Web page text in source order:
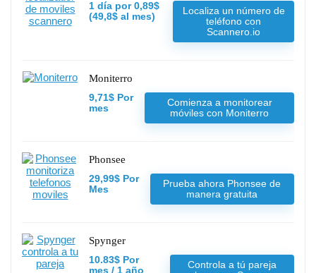
1 día por 0,89$
(49,8$ al mes)
Localiza un número de
teléfono con
Scannero.io
Moniterro
9,71$ Por
mes
Comienza a monitorear
móviles con Moniterro
Phonsee
29,99$ Por
Mes
Prueba ahora Phonsee de
manera gratuita
Spynger
10.83$ Por
mes / 1 año
Controla a tú pareja